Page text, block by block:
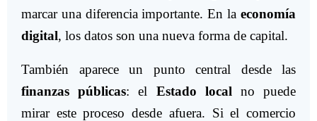
marcar una diferencia importante. En la economía
digital, los datos son una nueva forma de capital.
También aparece un punto central desde las
finanzas públicas: el Estado local no puede
mirar este proceso desde afuera. Si el comercio